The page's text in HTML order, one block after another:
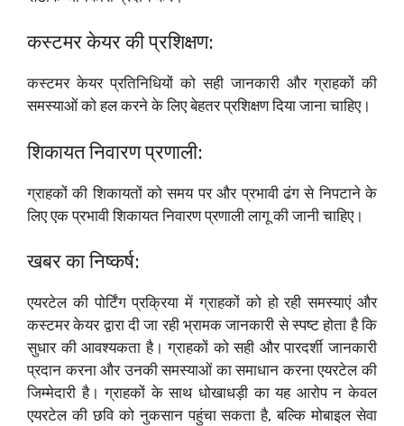
कस्टमर केयर की प्रशिक्षण:
कस्टमर केयर प्रतिनिधियों को सही जानकारी और ग्राहकों की
समस्याओं को हल करने के लिए बेहतर प्रशिक्षण दिया जाना चाहिए।
शिकायत निवारण प्रणाली:
ग्राहकों की शिकायतों को समय पर और प्रभावी ढंग से निपटाने के
लिए एक प्रभावी शिकायत निवारण प्रणाली लागू की जानी चाहिए।
खबर का निष्कर्ष:
एयरटेल की पोर्टिंग प्रक्रिया में ग्राहकों को हो रही समस्याएं और
कस्टमर केयर द्वारा दी जा रही भ्रामक जानकारी से स्पष्ट होता है कि
सुधार की आवश्यकता है। ग्राहकों को सही और पारदर्शी जानकारी
प्रदान करना और उनकी समस्याओं का समाधान करना एयरटेल की
जिम्मेदारी है। ग्राहकों के साथ धोखाधड़ी का यह आरोप न केवल
एयरटेल की छवि को नुकसान पहुंचा सकता है, बल्कि मोबाइल सेवा